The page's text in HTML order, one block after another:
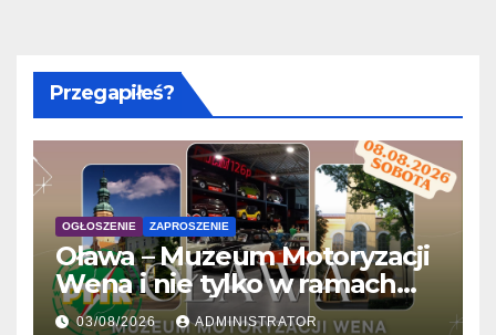
Przegapiłeś?
OGŁOSZENIE ZAPROSZENIE
Oława – Muzeum Motoryzacji
Wena i nie tylko w ramach
'Wakacji z PTTK’
03/08/2026 ADMINISTRATOR